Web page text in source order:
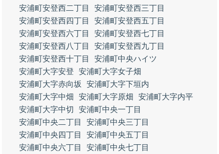
安浦町安登西二丁目
安浦町安登西三丁目
安浦町安登西四丁目
安浦町安登西五丁目
安浦町安登西六丁目
安浦町安登西七丁目
安浦町安登西八丁目
安浦町安登西九丁目
安浦町安登西十丁目
安浦町中央ハイツ
安浦町大字安登
安浦町大字女子畑
安浦町大字赤向坂
安浦町大字下垣内
安浦町大字中畑
安浦町大字原畑
安浦町大字内平
安浦町大字中切
安浦町中央一丁目
安浦町中央二丁目
安浦町中央三丁目
安浦町中央四丁目
安浦町中央五丁目
安浦町中央六丁目
安浦町中央七丁目